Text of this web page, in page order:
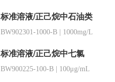
标准溶液/正己烷中石油类
BW902301-1000-B 1000mg/L
标准溶液/正己烷中七氯
BW900225-100-B 100μg/mL